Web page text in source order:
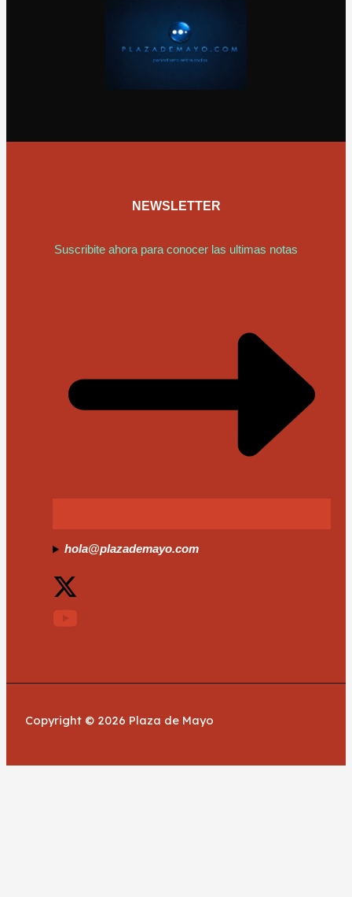
NEWSLETTER
Suscribite ahora para conocer las ultimas notas
hola@plazademayo.com
Copyright © 2026 Plaza de Mayo